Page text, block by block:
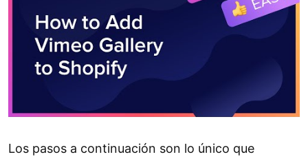
Los pasos a continuación son lo único que